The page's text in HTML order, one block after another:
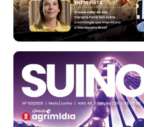
cx
Ovo Branco - Regional
Santa Maria do Jetibá (ES)
cx
Ovo Branco - Regional
Recife (PE)
R$ 147,74